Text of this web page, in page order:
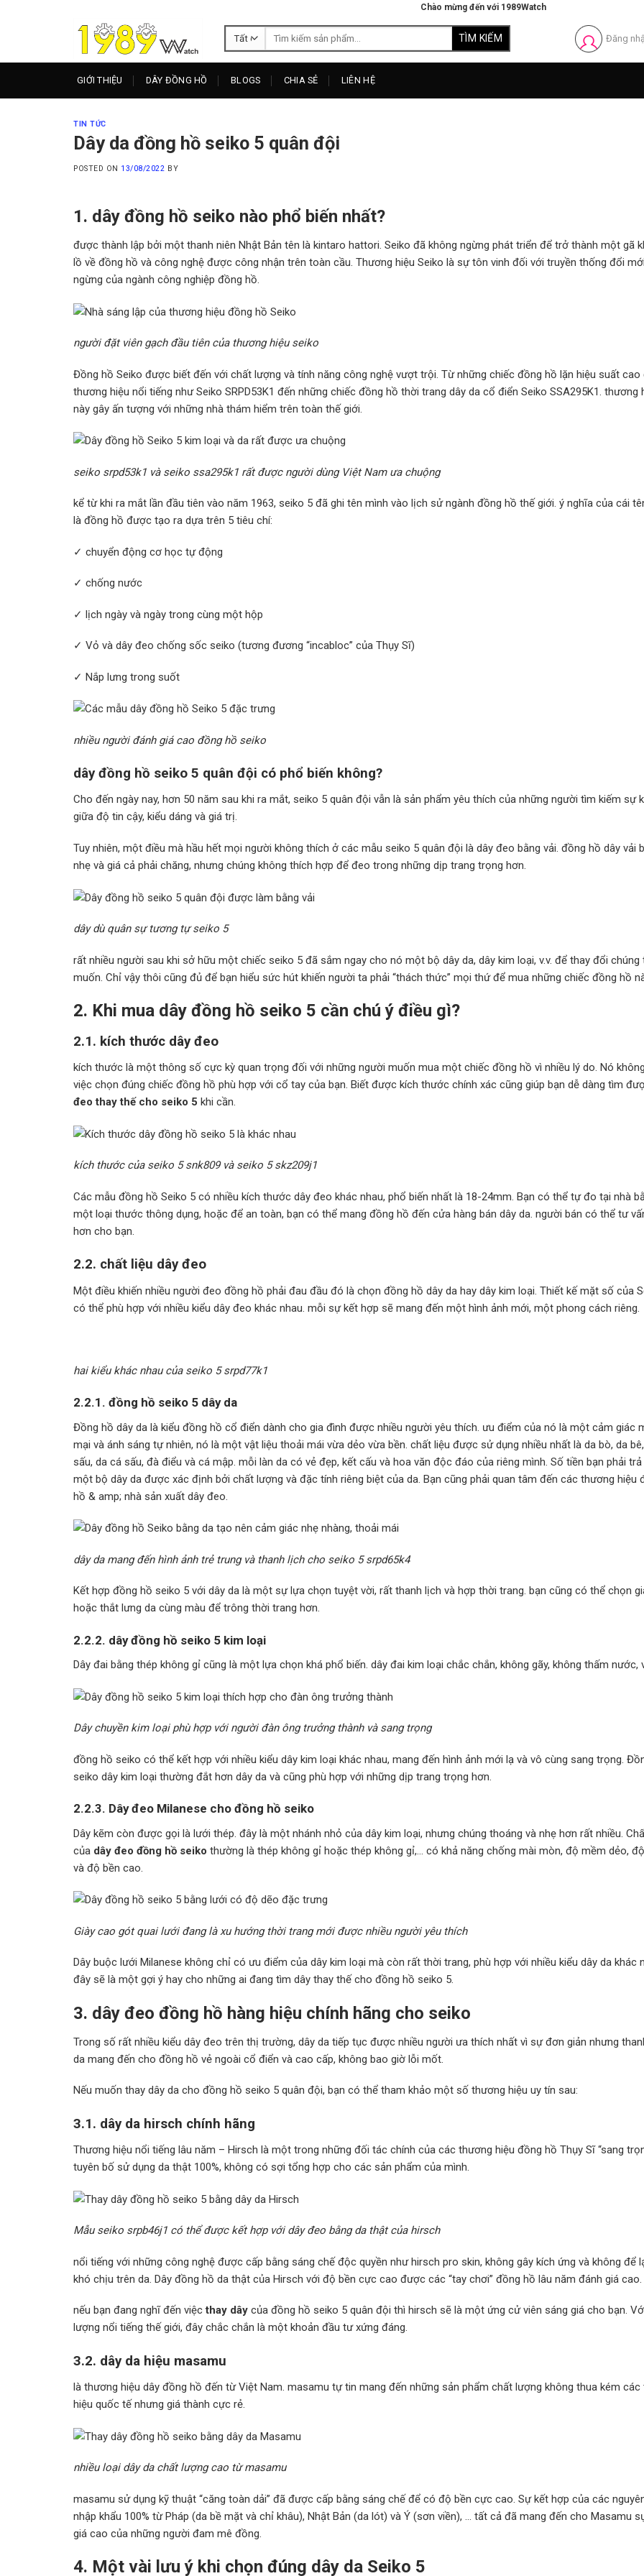
Chào mừng đến với 1989Watch
Tìm
Đăng
GIỚI THIỆU DÂY ĐỒNG HỒ BLOGS CHIA SẺ LIÊN HỆ
TIN TỨC
Dây da đồng hồ seiko 5 quân đội
POSTED ON 13/08/2022 BY
1. dây đồng hồ seiko nào phổ biến nhất?
được thành lập bởi một thanh niên Nhật Bản tên là kintaro hattori. Seiko đã không ngừng phát triển để trở thành một gã
lồ về đồng hồ và công nghệ được công nhận trên toàn cầu. Thương hiệu Seiko là sự tôn vinh đối với truyền thống đổi
ngừng của ngành công nghiệp đồng hồ.
người đặt viên gạch đầu tiên của thương hiệu seiko
Đồng hồ Seiko được biết đến với chất lượng và tính năng công nghệ vượt trội. Từ những chiếc đồng hồ lặn hiệu suất cao
thương hiệu nổi tiếng như Seiko SRPD53K1 đến những chiếc đồng hồ thời trang dây da cổ điển Seiko SSA295K1. thương
này gây ấn tượng với những nhà thám hiểm trên toàn thế giới.
seiko srpd53k1 và seiko ssa295k1 rất được người dùng Việt Nam ưa chuộng
kể từ khi ra mắt lần đầu tiên vào năm 1963, seiko 5 đã ghi tên mình vào lịch sử ngành đồng hồ thế giới. ý nghĩa của cái
là đồng hồ được tạo ra dựa trên 5 tiêu chí:
✓ chuyển động cơ học tự động
✓ chống nước
✓ lịch ngày và ngày trong cùng một hộp
✓ Vỏ và dây đeo chống sốc seiko (tương đương “incabloc” của Thụy Sĩ)
✓ Nắp lưng trong suốt
nhiều người đánh giá cao đồng hồ seiko
dây đồng hồ seiko 5 quân đội có phổ biến không?
Cho đến ngày nay, hơn 50 năm sau khi ra mắt, seiko 5 quân đội vẫn là sản phẩm yêu thích của những người tìm kiếm sự
giữa độ tin cậy, kiểu dáng và giá trị.
Tuy nhiên, một điều mà hầu hết mọi người không thích ở các mẫu seiko 5 quân đội là dây đeo bằng vải. đồng hồ dây vải
nhẹ và giá cả phải chăng, nhưng chúng không thích hợp để đeo trong những dịp trang trọng hơn.
dây dù quân sự tương tự seiko 5
rất nhiều người sau khi sở hữu một chiếc seiko 5 đã sắm ngay cho nó một bộ dây da, dây kim loại, v.v. để thay đổi chúng
muốn. Chỉ vậy thôi cũng đủ để bạn hiểu sức hút khiến người ta phải “thách thức” mọi thứ để mua những chiếc đồng hồ
2. Khi mua dây đồng hồ seiko 5 cần chú ý điều gì?
2.1. kích thước dây đeo
kích thước là một thông số cực kỳ quan trọng đối với những người muốn mua một chiếc đồng hồ vì nhiều lý do. Nó
việc chọn đúng chiếc đồng hồ phù hợp với cổ tay của bạn. Biết được kích thước chính xác cũng giúp bạn dễ dàng tìm
đeo thay thế cho seiko 5 khi cần.
kích thước của seiko 5 snk809 và seiko 5 skz209j1
Các mẫu đồng hồ Seiko 5 có nhiều kích thước dây đeo khác nhau, phổ biến nhất là 18-24mm. Bạn có thể tự đo tại nhà
một loại thước thông dụng, hoặc để an toàn, bạn có thể mang đồng hồ đến cửa hàng bán dây da. người bán có thể tư
hơn cho bạn.
2.2. chất liệu dây đeo
Một điều khiến nhiều người đeo đồng hồ phải đau đầu đó là chọn đồng hồ dây da hay dây kim loại. Thiết kế mặt số của
có thể phù hợp với nhiều kiểu dây đeo khác nhau. mỗi sự kết hợp sẽ mang đến một hình ảnh mới, một phong cách riêng.
hai kiểu khác nhau của seiko 5 srpd77k1
2.2.1. đồng hồ seiko 5 dây da
Đồng hồ dây da là kiểu đồng hồ cổ điển dành cho gia đình được nhiều người yêu thích. ưu điểm của nó là một cảm giác
mại và ánh sáng tự nhiên, nó là một vật liệu thoải mái vừa dẻo vừa bền. chất liệu được sử dụng nhiều nhất là da bò, da
sấu, da cá sấu, đà điểu và cá mập. mỗi làn da có vẻ đẹp, kết cấu và hoa văn độc đáo của riêng mình. Số tiền bạn phải
một bộ dây da được xác định bởi chất lượng và đặc tính riêng biệt của da. Bạn cũng phải quan tâm đến các thương hiệu
hồ & amp; nhà sản xuất dây đeo.
dây da mang đến hình ảnh trẻ trung và thanh lịch cho seiko 5 srpd65k4
Kết hợp đồng hồ seiko 5 với dây da là một sự lựa chọn tuyệt vời, rất thanh lịch và hợp thời trang. bạn cũng có thể chọn
hoặc thắt lưng da cùng màu để trông thời trang hơn.
2.2.2. dây đồng hồ seiko 5 kim loại
Dây đai bằng thép không gỉ cũng là một lựa chọn khá phổ biến. dây đai kim loại chắc chắn, không gãy, không thấm nước,
Dây chuyền kim loại phù hợp với người đàn ông trưởng thành và sang trọng
đồng hồ seiko có thể kết hợp với nhiều kiểu dây kim loại khác nhau, mang đến hình ảnh mới lạ và vô cùng sang trọng.
seiko dây kim loại thường đắt hơn dây da và cũng phù hợp với những dịp trang trọng hơn.
2.2.3. Dây đeo Milanese cho đồng hồ seiko
Dây kẽm còn được gọi là lưới thép. đây là một nhánh nhỏ của dây kim loại, nhưng chúng thoáng và nhẹ hơn rất nhiều.
của dây đeo đồng hồ seiko thường là thép không gỉ hoặc thép không gỉ,… có khả năng chống mài mòn, độ mềm dẻo,
và độ bền cao.
Giày cao gót quai lưới đang là xu hướng thời trang mới được nhiều người yêu thích
Dây buộc lưới Milanese không chỉ có ưu điểm của dây kim loại mà còn rất thời trang, phù hợp với nhiều kiểu dây da khác
đây sẽ là một gợi ý hay cho những ai đang tìm dây thay thế cho đồng hồ seiko 5.
3. dây đeo đồng hồ hàng hiệu chính hãng cho seiko
Trong số rất nhiều kiểu dây đeo trên thị trường, dây da tiếp tục được nhiều người ưa thích nhất vì sự đơn giản nhưng
da mang đến cho đồng hồ vẻ ngoài cổ điển và cao cấp, không bao giờ lỗi mốt.
Nếu muốn thay dây da cho đồng hồ seiko 5 quân đội, bạn có thể tham khảo một số thương hiệu uy tín sau:
3.1. dây da hirsch chính hãng
Thương hiệu nổi tiếng lâu năm – Hirsch là một trong những đối tác chính của các thương hiệu đồng hồ Thụy Sĩ “sang
tuyên bố sử dụng da thật 100%, không có sợi tổng hợp cho các sản phẩm của mình.
Mẫu seiko srpb46j1 có thể được kết hợp với dây đeo bằng da thật của hirsch
nổi tiếng với những công nghệ được cấp bằng sáng chế độc quyền như hirsch pro skin, không gây kích ứng và không để
khó chịu trên da. Dây đồng hồ da thật của Hirsch với độ bền cực cao được các “tay chơi” đồng hồ lâu năm đánh giá cao.
nếu bạn đang nghĩ đến việcthay dây của đồng hồ seiko 5 quân đội thì hirsch sẽ là một ứng cử viên sáng giá cho bạn.
lượng nổi tiếng thế giới, đây chắc chắn là một khoản đầu tư xứng đáng.
3.2. dây da hiệu masamu
là thương hiệu dây đồng hồ đến từ Việt Nam. masamu tự tin mang đến những sản phẩm chất lượng không thua kém các
hiệu quốc tế nhưng giá thành cực rẻ.
nhiều loại dây da chất lượng cao từ masamu
masamu sử dụng kỹ thuật “căng toàn dải” đã được cấp bằng sáng chế để có độ bền cực cao. Sự kết hợp của các
nhập khẩu 100% từ Pháp (da bề mặt và chỉ khâu), Nhật Bản (da lót) và Ý (sơn viền), … tất cả đã mang đến cho Masamu
giá cao của những người đam mê đồng.
4. Một vài lưu ý khi chọn đúng dây da Seiko 5